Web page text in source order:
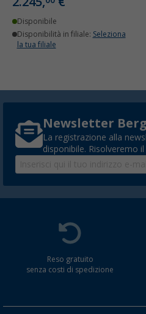
Disponibile
Disponibilità in filiale: Seleziona
la tua filiale
Newsletter
La registrazione alla
disponibile. Risolveremo
Reso gratuito
senza costi di spedizione